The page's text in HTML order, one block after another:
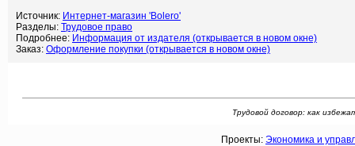
Источник: Интернет-магазин 'Bolero'
Разделы: Трудовое право
Подробнее: Информация от издателя (открывается в новом окне)
Заказ: Оформление покупки (открывается в новом окне)
Трудовой договор: как
Проекты: Экономика и